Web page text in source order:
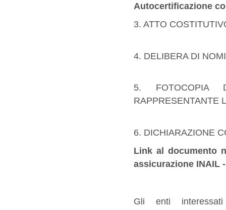
Autocertificazione
3. ATTO
4. DELIBERA DI
5. FOTOCOPIA
RAPPRESENTANTE
6. DICHIARAZIONE
Link al documento
assicurazione INAIL
Gli enti